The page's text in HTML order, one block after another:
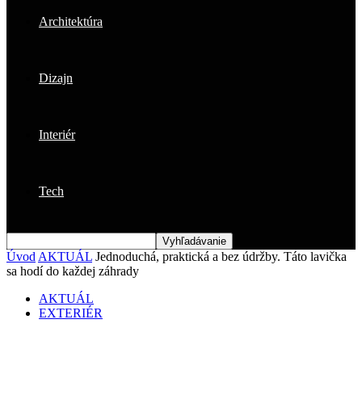
Architektúra
Dizajn
Interiér
Tech
Úvod AKTUÁL Jednoduchá, praktická a bez údržby. Táto lavička
sa hodí do každej záhrady
AKTUÁL
EXTERIÉR